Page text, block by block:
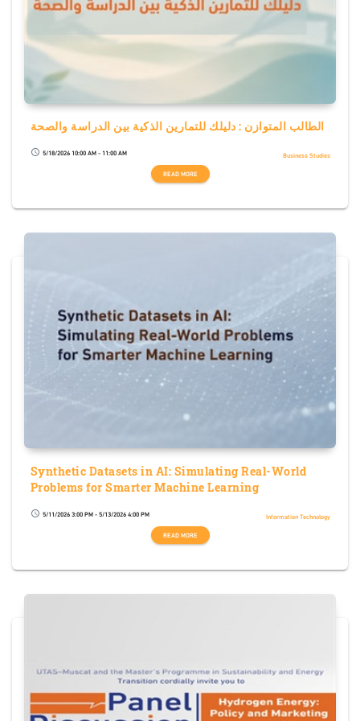
الطالب المتوازن : دليلك للتمارين الذكية بين الدراسة والصحة
schedule 5/18/2026 10:00 AM - 11:00 AM
Business Studies
READ MORE
Synthetic Datasets in AI: Simulating Real-World
Problems for Smarter Machine Learning
schedule 5/11/2026 3:00 PM - 5/13/2026 4:00 PM
Information Technology
READ MORE